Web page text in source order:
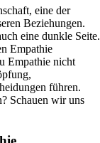
eine der
Beziehungen.
eine dunkle Seite.
Empathie
Empathie nicht
führen.
Schauen wir uns